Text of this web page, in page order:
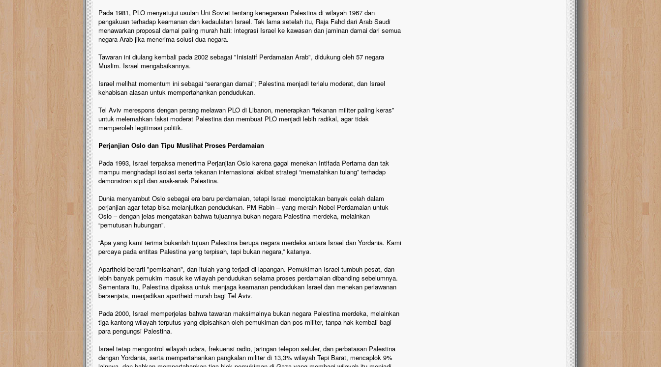
Pada 1981, PLO menyetujui usulan Uni Soviet tentang kenegaraan Palestina di wilayah 1967 dan
pengakuan terhadap keamanan dan kedaulatan Israel. Tak lama setelah itu, Raja Fahd dari Arab Saudi
menawarkan proposal damai paling murah hati: integrasi Israel ke kawasan dan jaminan damai dari semua
negara Arab jika menerima solusi dua negara.
Tawaran ini diulang kembali pada 2002 sebagai "Inisiatif Perdamaian Arab", didukung oleh 57 negara
Muslim. Israel mengabaikannya.
Israel melihat momentum ini sebagai “serangan damai”; Palestina menjadi terlalu moderat, dan Israel
kehabisan alasan untuk mempertahankan pendudukan.
Tel Aviv merespons dengan perang melawan PLO di Libanon, menerapkan “tekanan militer paling keras”
untuk melemahkan faksi moderat Palestina dan membuat PLO menjadi lebih radikal, agar tidak
memperoleh legitimasi politik.
Perjanjian Oslo dan Tipu Muslihat Proses Perdamaian
Pada 1993, Israel terpaksa menerima Perjanjian Oslo karena gagal menekan Intifada Pertama dan tak
mampu menghadapi isolasi serta tekanan internasional akibat strategi “mematahkan tulang” terhadap
demonstran sipil dan anak-anak Palestina.
Dunia menyambut Oslo sebagai era baru perdamaian, tetapi Israel menciptakan banyak celah dalam
perjanjian agar tetap bisa melanjutkan pendudukan. PM Rabin – yang meraih Nobel Perdamaian untuk
Oslo – dengan jelas mengatakan bahwa tujuannya bukan negara Palestina merdeka, melainkan
“pemutusan hubungan”.
“Apa yang kami terima bukanlah tujuan Palestina berupa negara merdeka antara Israel dan Yordania. Kami
percaya pada entitas Palestina yang terpisah, tapi bukan negara,” katanya.
Apartheid berarti "pemisahan", dan itulah yang terjadi di lapangan. Pemukiman Israel tumbuh pesat, dan
lebih banyak pemukim masuk ke wilayah pendudukan selama proses perdamaian dibanding sebelumnya.
Sementara itu, Palestina dipaksa untuk menjaga keamanan pendudukan Israel dan menekan perlawanan
bersenjata, menjadikan apartheid murah bagi Tel Aviv.
Pada 2000, Israel memperjelas bahwa tawaran maksimalnya bukan negara Palestina merdeka, melainkan
tiga kantong wilayah terputus yang dipisahkan oleh pemukiman dan pos militer, tanpa hak kembali bagi
para pengungsi Palestina.
Israel tetap mengontrol wilayah udara, frekuensi radio, jaringan telepon seluler, dan perbatasan Palestina
dengan Yordania, serta mempertahankan pangkalan militer di 13,3% wilayah Tepi Barat, mencaplok 9%